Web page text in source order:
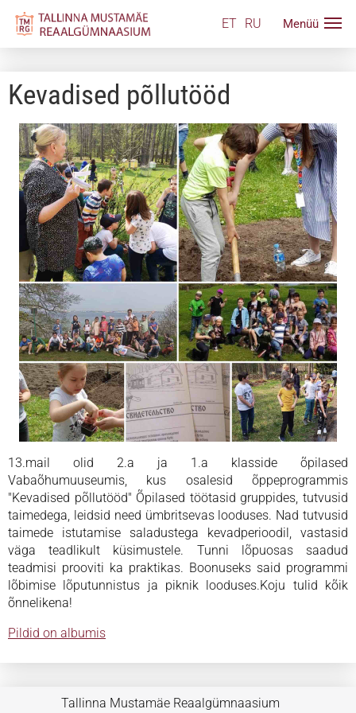
ET RU
Kevadised põllutööd
13.mail olid 2.a ja 1.a klasside õpilased
Vabaõhumuuseumis, kus osalesid õppeprogrammis
"Kevadised põllutööd" Õpilased töötasid gruppides, tutvusid
taimedega, leidsid need ümbritsevas looduses. Nad tutvusid
taimede istutamise saladustega kevadperioodil, vastasid
väga teadlikult küsimustele. Tunni lõpuosas saadud
teadmisi prooviti ka praktikas. Boonuseks said programmi
lõbimise lõputunnistus ja piknik looduses.Koju tulid kõik
õnnelikena!
Pildid on albumis
Tallinna Mustamäe Reaalgümnaasium